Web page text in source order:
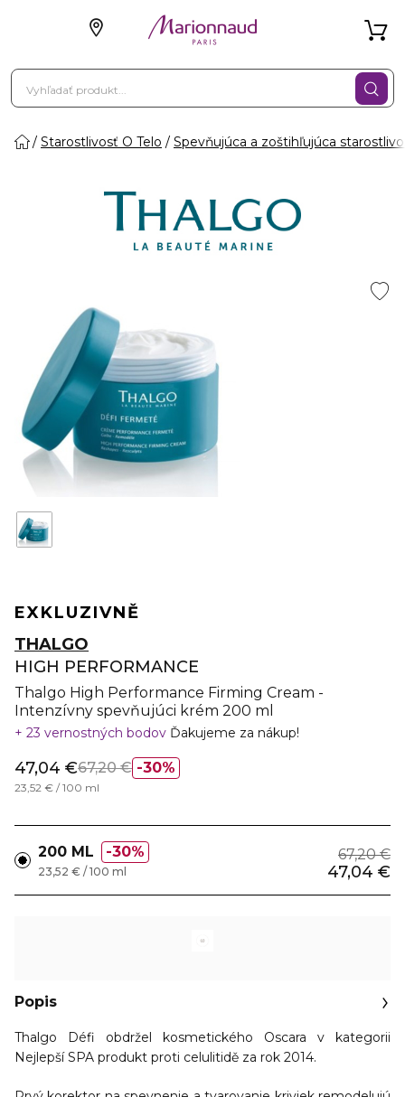
Starostlivosť O Telo Spevňujúca a zoštihľujúca
EXKLUZIVNĚ
THALGO
HIGH PERFORMANCE
Thalgo High Performance Firming Cream -
Intenzívny spevňujúci krém 200 ml
23 vernostných bodov Ďakujeme za nákup!
30%
47,04 €67,20 €
23,52 € / 100 ml
200 ML 30% 67,20 €
47,04 €
23,52 € / 100 ml
Popis
Thalgo Défi obdržel kosmetického Oscara v kategorii
Nejlepší SPA produkt proti celulitidě za rok 2014.